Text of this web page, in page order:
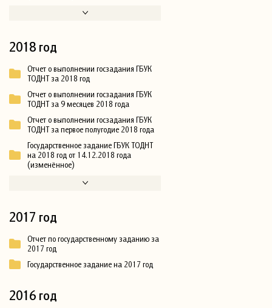
2018 год
Отчет о выполнении госзадания ГБУК
ТОДНТ за 2018 год
Отчет о выполнении госзадания ГБУК
ТОДНТ за 9 месяцев 2018 года
Отчет о выполнении госзадания ГБУК
ТОДНТ за первое полугодие 2018 года
Государственное задание ГБУК ТОДНТ
на 2018 год от 14.12.2018 года
(изменённое)
2017 год
Отчет по государственному заданию за
2017 год
Государственное задание на 2017 год
2016 год